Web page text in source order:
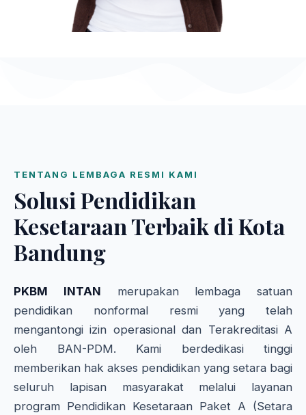
TENTANG LEMBAGA RESMI KAMI
Solusi Pendidikan
Kesetaraan Terbaik di Kota
Bandung
PKBM INTAN merupakan lembaga satuan
pendidikan nonformal resmi yang telah
mengantongi izin operasional dan Terakreditasi A
oleh BAN-PDM. Kami berdedikasi tinggi
memberikan hak akses pendidikan yang setara bagi
seluruh lapisan masyarakat melalui layanan
program Pendidikan Kesetaraan Paket A (Setara